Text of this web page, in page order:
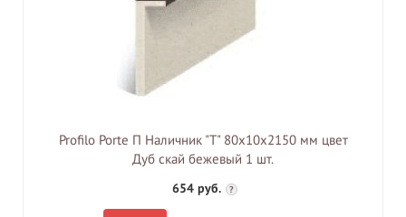
Profilo Porte П Наличник "Т" 80х10х2150 мм цвет
Дуб скай бежевый 1 шт.
654 руб. ?